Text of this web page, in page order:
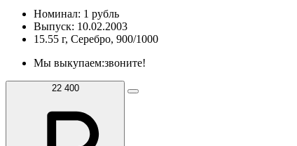
Номинал: 1 рубль
Выпуск: 10.02.2003
15.55 г, Серебро, 900/1000
Мы выкупаем:звоните!
22 400